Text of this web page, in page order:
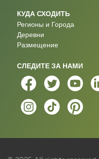
КУДА СХОДИТЬ
Регионы и Города
Деревни
Размещение
СЛЕДИТЕ ЗА НАМИ